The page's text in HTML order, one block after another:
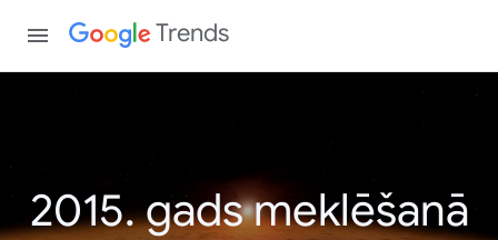
Trends
2015. gads meklēšanā